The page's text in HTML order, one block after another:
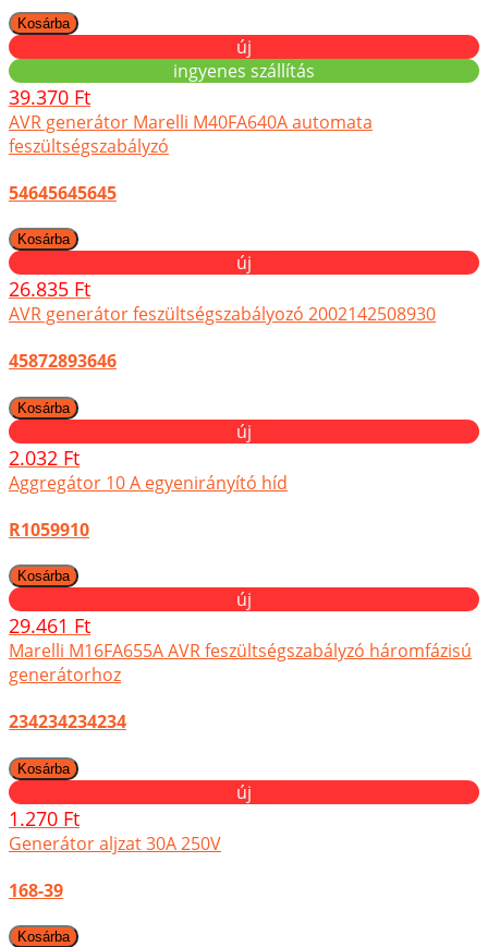
új
ingyenes szállítás
39.370 Ft
AVR generátor Marelli M40FA640A automata
feszültségszabályzó
54645645645
új
26.835 Ft
AVR generátor feszültségszabályozó 2002142508930
45872893646
új
2.032 Ft
Aggregátor 10 A egyenirányító híd
R1059910
új
29.461 Ft
Marelli M16FA655A AVR feszültségszabályzó háromfázisú
generátorhoz
234234234234
új
1.270 Ft
Generátor aljzat 30A 250V
168-39